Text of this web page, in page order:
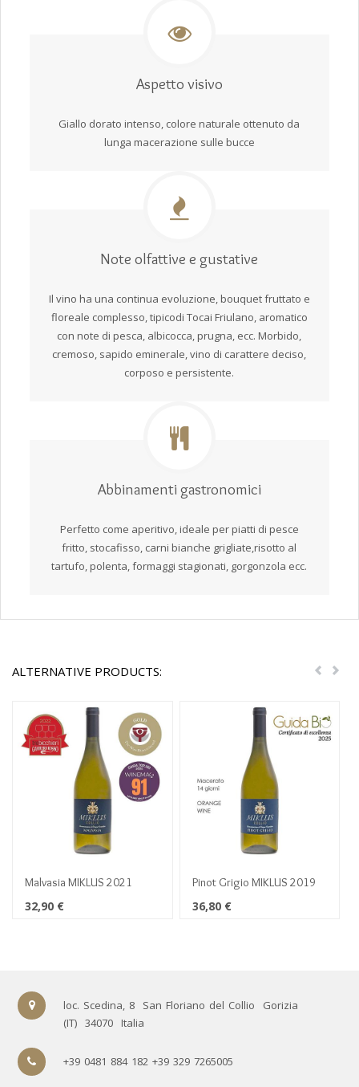
Aspetto visivo
Giallo dorato intenso, colore naturale ottenuto da
lunga macerazione sulle bucce
Note olfattive e gustative
Il vino ha una continua evoluzione, bouquet fruttato e
floreale complesso, tipicodi Tocai Friulano, aromatico
con note di pesca, albicocca, prugna, ecc. Morbido,
cremoso, sapido eminerale, vino di carattere deciso,
corposo e persistente.
Abbinamenti gastronomici
Perfetto come aperitivo, ideale per piatti di pesce
fritto, stocafisso, carni bianche grigliate,risotto al
tartufo, polenta, formaggi stagionati, gorgonzola ecc.
ALTERNATIVE PRODUCTS: Next
Malvasia MIKLUS 2021
32,90 €
Pinot Grigio MIKLUS 2019
36,80€
loc. Scedina, 8 San Floriano del Collio
Gorizia
(IT) 34070 Italia
+39 0481 884 182 +39 329 7265005